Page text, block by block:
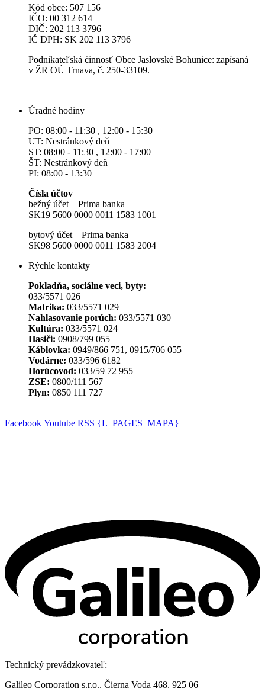
Kód obce: 507 156
IČO: 00 312 614
DIČ: 202 113 3796
IČ DPH: SK 202 113 3796
Podnikateľská činnosť Obce Jaslovské Bohunice: zapísaná
v ŽR OÚ Trnava, č. 250-33109.
Úradné hodiny
PO: 08:00 - 11:30 , 12:00 - 15:30
UT: Nestránkový deň
ST: 08:00 - 11:30 , 12:00 - 17:00
ŠT: Nestránkový deň
PI: 08:00 - 13:30
Čísla účtov
bežný účet – Prima banka
SK19 5600 0000 0011 1583 1001
bytový účet – Prima banka
SK98 5600 0000 0011 1583 2004
Rýchle kontakty
Pokladňa, sociálne veci, byty:
033/5571 026
Matrika: 033/5571 029
Nahlasovanie porúch: 033/5571 030
Kultúra: 033/5571 024
Hasiči: 0908/799 055
Káblovka: 0949/866 751, 0915/706 055
Vodárne: 033/596 6182
Horúcovod: 033/59 72 955
ZSE: 0800/111 567
Plyn: 0850 111 727
Facebook Youtube RSS {L_PAGES_MAPA}
Technický prevádzkovateľ:
Galileo Corporation s.r.o., Čierna Voda 468, 925 06